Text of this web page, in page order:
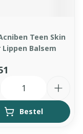
Teen Skin
Lippen Balsem
Bestel